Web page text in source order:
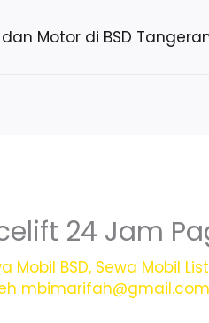
Motor di BSD
24 Jam
Mobil BSD, Sewa Mobil
mbimarifah@gmail.com